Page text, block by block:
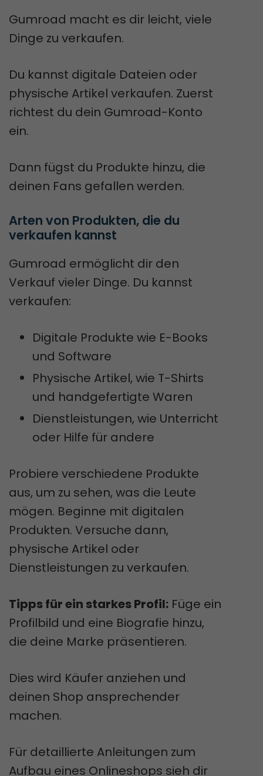
Gumroad macht es dir leicht, viele
Dinge zu verkaufen.
Du kannst digitale Dateien oder
physische Artikel verkaufen. Zuerst
richtest du dein Gumroad-Konto
ein.
Dann fügst du Produkte hinzu, die
deinen Fans gefallen werden.
Arten von Produkten, die du
verkaufen kannst
Gumroad ermöglicht dir den
Verkauf vieler Dinge. Du kannst
verkaufen:
Digitale Produkte wie E-Books
und Software
Physische Artikel, wie T-Shirts
und handgefertigte Waren
Dienstleistungen, wie Unterricht
oder Hilfe für andere
Probiere verschiedene Produkte
aus, um zu sehen, was die Leute
mögen. Beginne mit digitalen
Produkten. Versuche dann,
physische Artikel oder
Dienstleistungen zu verkaufen.
Tipps für ein starkes Profil: Füge ein
Profilbild und eine Biografie hinzu,
die deine Marke präsentieren.
Dies wird Käufer anziehen und
deinen Shop ansprechender
machen.
Für detaillierte Anleitungen zum
Aufbau eines Onlineshops sieh dir